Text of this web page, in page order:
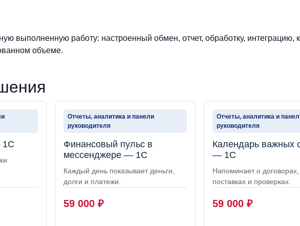
выполненную работу: настроенный обмен, отчет, обработку, интеграцию,
объеме.
1С
Отчеты, аналитика и панели
руководителя
Финансовый пульс в
мессенджере — 1С
Каждый день показывает деньги,
долги и платежи.
59 000 ₽
Отчеты, аналитика и
руководителя
Календарь важных
— 1С
Напоминает о договорах,
поставках и проверках.
59 000 ₽